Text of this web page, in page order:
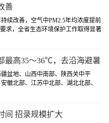
善
续改善，空气中PM2.5年均浓度提前
求，全省生态环境保护工作取得显著
比上年下降3.27%，规模以上工业万
最高35～36℃，去沿海避暑
盆地、山西中南部、陕西关中平
徽北部、江苏中北部、湖北北部、
，新疆南疆盆地、山东西部、河南
间 招录规模扩大